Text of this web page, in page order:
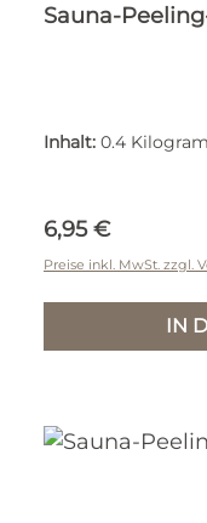
Sauna-
Inhalt: 0.4
Regulärer Preis:
6,95 €
Preise inkl. MwSt. zzgl.
IN